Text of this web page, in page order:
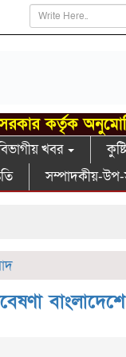
সরকার কর্তৃক
খবর
সম্পাদকীয়-